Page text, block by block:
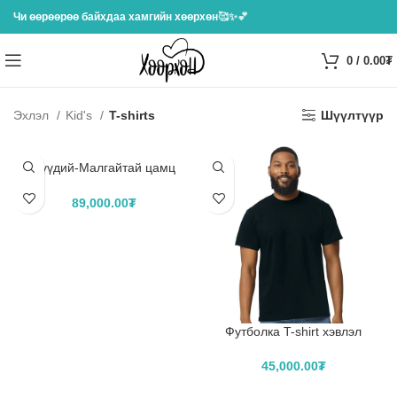
Чи өөрөөрөө байхдаа хамгийн хөөрхөн🥰✨💕
0 / 0.00₮
Эхлэл Kid's T-shirts Шүүлтүүр
Хүүдий-Малгайтай цамц
89,000.00₮
Футболка T-shirt хэвлэл
45,000.00₮